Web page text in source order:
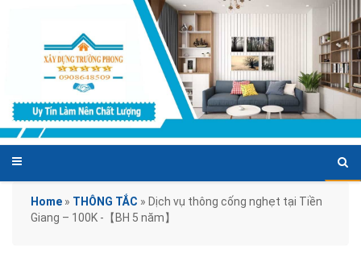
Home » THÔNG TẮC » Dịch vụ thông cống nghẹt tại Tiền
Giang – 100K -【BH 5 năm】